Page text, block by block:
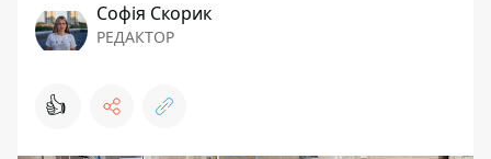
Софія Скорик
РЕДАКТОР
👍